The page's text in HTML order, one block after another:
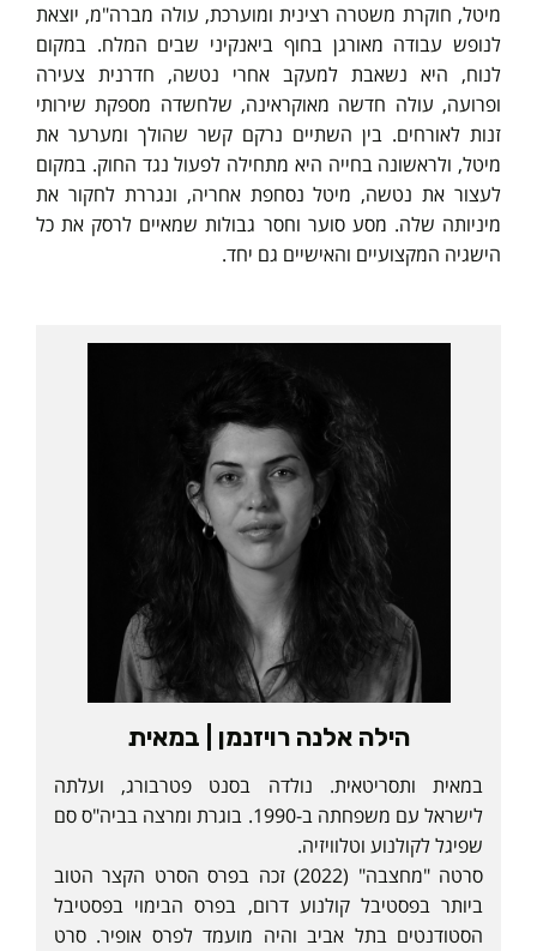
מיטל, חוקרת משטרה רצינית ומוערכת, עולה מברה"מ, יוצאת
לנופש עבודה מאורגן בחוף ביאנקיני שבים המלח. במקום
לנוח, היא נשאבת למעקב אחרי נטשה, חדרנית צעירה
ופרועה, עולה חדשה מאוקראינה, שלחשדה מספקת שירותי
זנות לאורחים. בין השתיים נרקם קשר שהולך ומערער את
מיטל, ולראשונה בחייה היא מתחילה לפעול נגד החוק. במקום
לעצור את נטשה, מיטל נסחפת אחריה, ונגררת לחקור את
מיניותה שלה. מסע סוער וחסר גבולות שמאיים לרסק את כל
הישגיה המקצועיים והאישיים גם יחד.
הילה אלנה רויזנמן | במאית
במאית ותסריטאית. נולדה בסנט פטרבורג, ועלתה
לישראל עם משפחתה ב-1990. בוגרת ומרצה בביה"ס סם
שפיגל לקולנוע וטלוויזיה.
סרטה "מחצבה" (2022) זכה בפרס הסרט הקצר הטוב
ביותר בפסטיבל קולנוע דרום, בפרס הבימוי בפסטיבל
הסטודנטים בתל אביב והיה מועמד לפרס אופיר. סרט